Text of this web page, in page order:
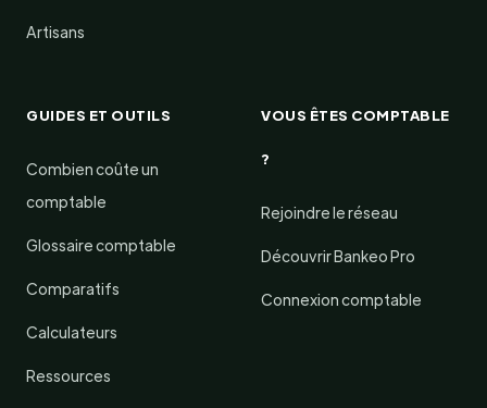
Artisans
GUIDES ET OUTILS
Combien coûte un
comptable
Glossaire comptable
Comparatifs
Calculateurs
Ressources
VOUS ÊTES COMPTABLE
?
Rejoindre le réseau
Découvrir Bankeo Pro
Connexion comptable